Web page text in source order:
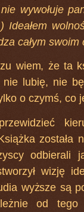
wywołuje
Ideałem
całym swoim
wiem, że ta
lubię, nie
o czymś, co
została
odbierali
wizję
wyższe są
od